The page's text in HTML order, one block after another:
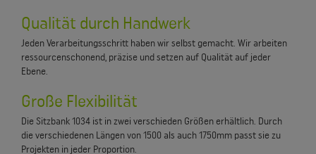
Qualität durch Handwerk
Jeden Verarbeitungsschritt haben wir selbst gemacht. Wir arbeiten
ressourcenschonend, präzise und setzen auf Qualität auf jeder
Ebene.
Große Flexibilität
Die Sitzbank 1034 ist in zwei verschieden Größen erhältlich. Durch
die verschiedenen Längen von 1500 als auch 1750mm passt sie zu
Projekten in jeder Proportion.